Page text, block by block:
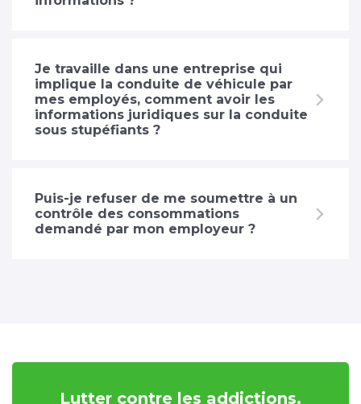
Je travaille dans une entreprise qui
implique la conduite de véhicule par
mes employés, comment avoir les
informations juridiques sur la conduite
sous stupéfiants ?
Puis-je refuser de me soumettre à un
contrôle des consommations
demandé par mon employeur ?
Lutter contre les addictions,